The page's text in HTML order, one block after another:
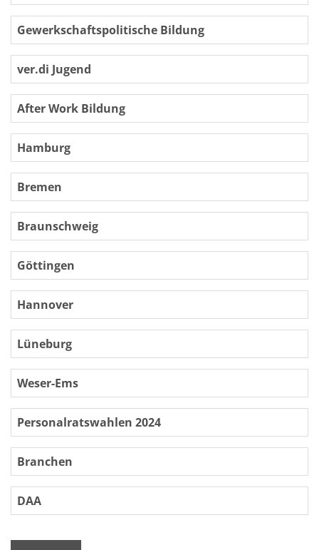
Gewerkschaftspolitische Bildung
ver.di Jugend
After Work Bildung
Hamburg
Bremen
Braunschweig
Göttingen
Hannover
Lüneburg
Weser-Ems
Personalratswahlen 2024
Branchen
DAA